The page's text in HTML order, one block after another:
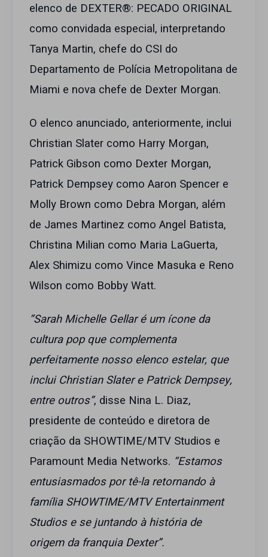
elenco de DEXTER®: PECADO ORIGINAL
como convidada especial, interpretando
Tanya Martin, chefe do CSI do
Departamento de Polícia Metropolitana de
Miami e nova chefe de Dexter Morgan.
O elenco anunciado, anteriormente, inclui
Christian Slater como Harry Morgan,
Patrick Gibson como Dexter Morgan,
Patrick Dempsey como Aaron Spencer e
Molly Brown como Debra Morgan, além
de James Martinez como Angel Batista,
Christina Milian como Maria LaGuerta,
Alex Shimizu como Vince Masuka e Reno
Wilson como Bobby Watt.
“Sarah Michelle Gellar é um ícone da
cultura pop que complementa
perfeitamente nosso elenco estelar, que
inclui Christian Slater e Patrick Dempsey,
entre outros”, disse Nina L. Diaz,
presidente de conteúdo e diretora de
criação da SHOWTIME/MTV Studios e
Paramount Media Networks. “Estamos
entusiasmados por tê-la retornando à
família SHOWTIME/MTV Entertainment
Studios e se juntando à história de
origem da franquia Dexter”.